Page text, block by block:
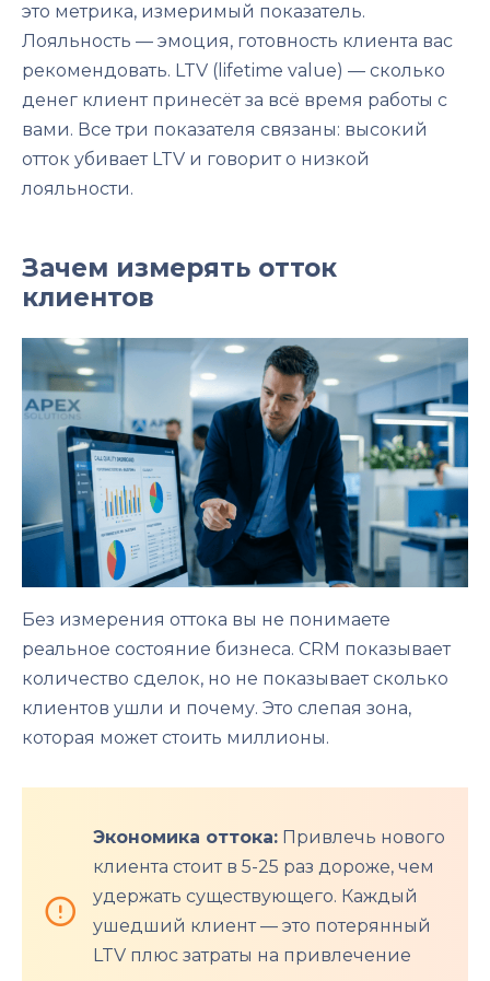
это метрика, измеримый показатель.
Лояльность — эмоция, готовность клиента вас
рекомендовать. LTV (lifetime value) — сколько
денег клиент принесёт за всё время работы с
вами. Все три показателя связаны: высокий
отток убивает LTV и говорит о низкой
лояльности.
Зачем измерять отток
клиентов
Без измерения оттока вы не понимаете
реальное состояние бизнеса. CRM показывает
количество сделок, но не показывает сколько
клиентов ушли и почему. Это слепая зона,
которая может стоить миллионы.
Экономика оттока: Привлечь нового
клиента стоит в 5-25 раз дороже, чем
удержать существующего. Каждый
ушедший клиент — это потерянный
LTV плюс затраты на привлечение